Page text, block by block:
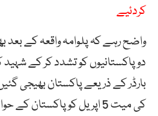
کردئیے
واضح رہے کہ پلوامہ واقعہ کے بعد
دو پاکستانیوں کو تشدد کر کے شہید
بارڈر کے ذریعے پاکستان بھیجی
کی میت 5 اپریل کو